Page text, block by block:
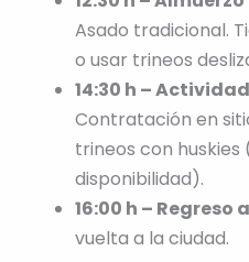
Asado tradicional.
o usar trineos
14:30 h –
Contratación en
trineos con huskies
disponibilidad).
16:00 h – Regreso
vuelta a la ciudad.